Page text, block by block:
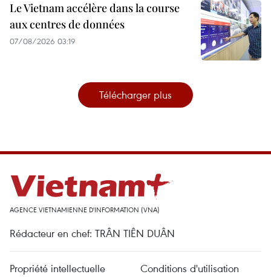
Le Vietnam accélère dans la course
aux centres de données
07/08/2026 03:19
Télécharger plus
AGENCE VIETNAMIENNE D'INFORMATION (VNA)
Rédacteur en chef: TRÂN TIÊN DUÂN
Propriété intellectuelle Conditions d'utilisation